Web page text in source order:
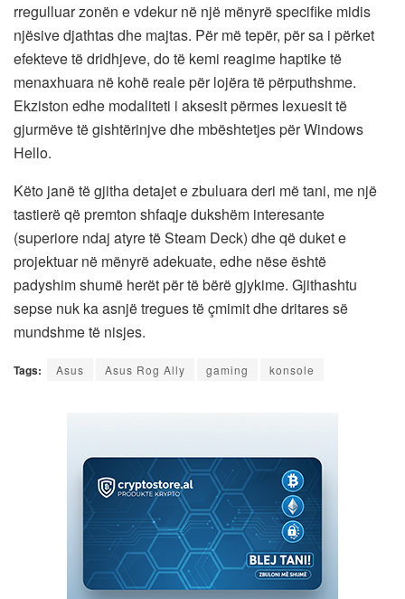
rregulluar zonën e vdekur në një mënyrë specifike midis
njësive djathtas dhe majtas. Për më tepër, për sa i përket
efekteve të dridhjeve, do të kemi reagime haptike të
menaxhuara në kohë reale për lojëra të përputhshme.
Ekziston edhe modaliteti i aksesit përmes lexuesit të
gjurmëve të gishtërinjve dhe mbështetjes për Windows
Hello.
Këto janë të gjitha detajet e zbuluara deri më tani, me një
tastierë që premton shfaqje dukshëm interesante
(superiore ndaj atyre të Steam Deck) dhe që duket e
projektuar në mënyrë adekuate, edhe nëse është
padyshim shumë herët për të bërë gjykime. Gjithashtu
sepse nuk ka asnjë tregues të çmimit dhe dritares së
mundshme të nisjes.
Tags: Asus Asus Rog Ally gaming konsole